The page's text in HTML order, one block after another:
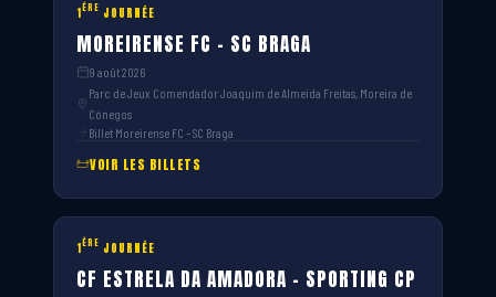
1ÈRE JOURNÉE
MOREIRENSE FC – SC BRAGA
9 août 2026
Parc de Jeux Comendador Joaquim de Almeida Freitas, Moreira de
Cónegos
Billet Moreirense FC – SC Braga
VOIR LES BILLETS
1ÈRE JOURNÉE
CF ESTRELA DA AMADORA – SPORTING CP